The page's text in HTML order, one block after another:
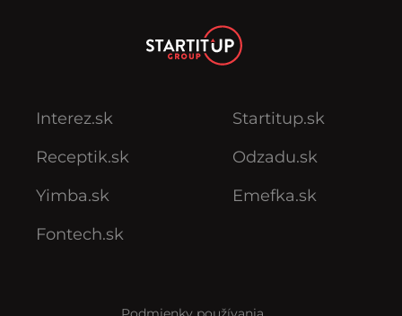
Interez.sk
Receptik.sk
Yimba.sk
Fontech.sk
Startitup.sk
Odzadu.sk
Emefka.sk